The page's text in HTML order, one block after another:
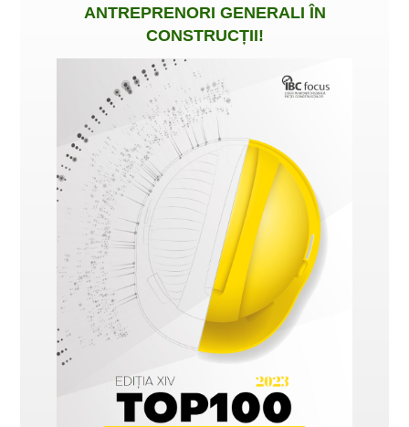
ANTREPRENORI GENERALI ÎN
CONSTRUCȚII!